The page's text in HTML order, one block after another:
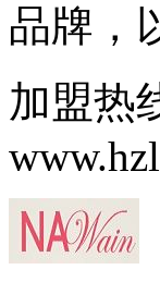
品牌，
加盟热